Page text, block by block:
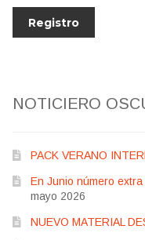
NOTICIERO
PACK VERANO
En Junio número
mayo 2026
NUEVO MATERIAL